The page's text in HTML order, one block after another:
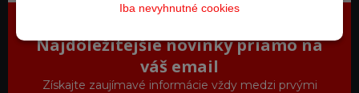
Iba nevyhnutné cookies
Najdôležitejšie novinky priamo na
váš email
Získajte zaujímavé informácie vždy medzi prvými